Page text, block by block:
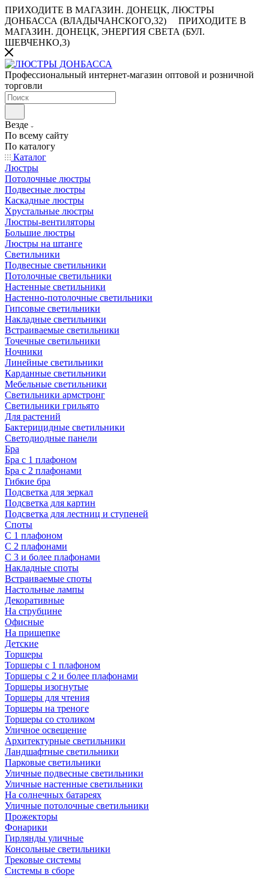
ПРИХОДИТЕ В МАГАЗИН. ДОНЕЦК, ЛЮСТРЫ
ДОНБАССА (ВЛАДЫЧАНСКОГО,32)
ПРИХОДИТЕ В
МАГАЗИН. ДОНЕЦК, ЭНЕРГИЯ СВЕТА (БУЛ.
ШЕВЧЕНКО,3)
Профессиональный интернет-магазин оптовой и розничной
торговли
Везде
По всему сайту
По каталогу
Каталог
Люстры
Потолочные люстры
Подвесные люстры
Каскадные люстры
Хрустальные люстры
Люстры-вентиляторы
Большие люстры
Люстры на штанге
Светильники
Подвесные светильники
Потолочные светильники
Настенные светильники
Настенно-потолочные светильники
Гипсовые светильники
Накладные светильники
Встраиваемые светильники
Точечные светильники
Ночники
Линейные светильники
Карданные светильники
Мебельные светильники
Светильники армстронг
Светильники грильято
Для растений
Бактерицидные светильники
Светодиодные панели
Бра
Бра с 1 плафоном
Бра с 2 плафонами
Гибкие бра
Подсветка для зеркал
Подсветка для картин
Подсветка для лестниц и ступеней
Споты
С 1 плафоном
С 2 плафонами
С 3 и более плафонами
Накладные споты
Встраиваемые споты
Настольные лампы
Декоративные
На струбцине
Офисные
На прищепке
Детские
Торшеры
Торшеры с 1 плафоном
Торшеры с 2 и более плафонами
Торшеры изогнутые
Торшеры для чтения
Торшеры на треноге
Торшеры со столиком
Уличное освещение
Архитектурные светильники
Ландшафтные светильники
Парковые светильники
Уличные подвесные светильники
Уличные настенные светильники
На солнечных батареях
Уличные потолочные светильники
Прожекторы
Фонарики
Гирлянды уличные
Консольные светильники
Трековые системы
Системы в сборе